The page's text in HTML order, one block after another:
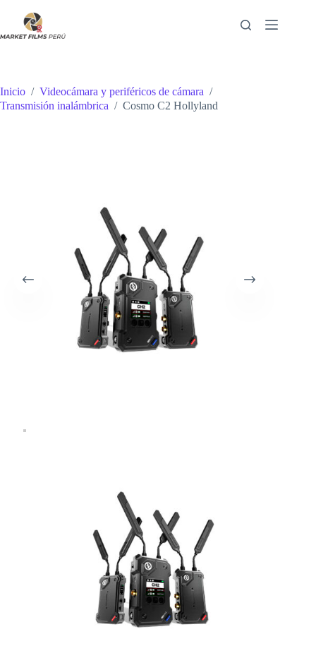
contenido
Inicio / Videocámara y periféricos de cámara /
Transmisión inalámbrica / Cosmo C2 Hollyland